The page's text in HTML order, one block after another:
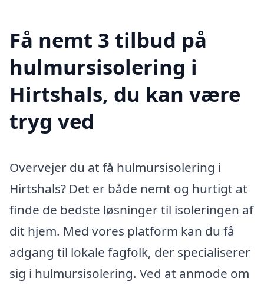
Få nemt 3 tilbud på
hulmursisolering i
Hirtshals, du kan være
tryg ved
Overvejer du at få hulmursisolering i
Hirtshals? Det er både nemt og hurtigt at
finde de bedste løsninger til isoleringen af
dit hjem. Med vores platform kan du få
adgang til lokale fagfolk, der specialiserer
sig i hulmursisolering. Ved at anmode om